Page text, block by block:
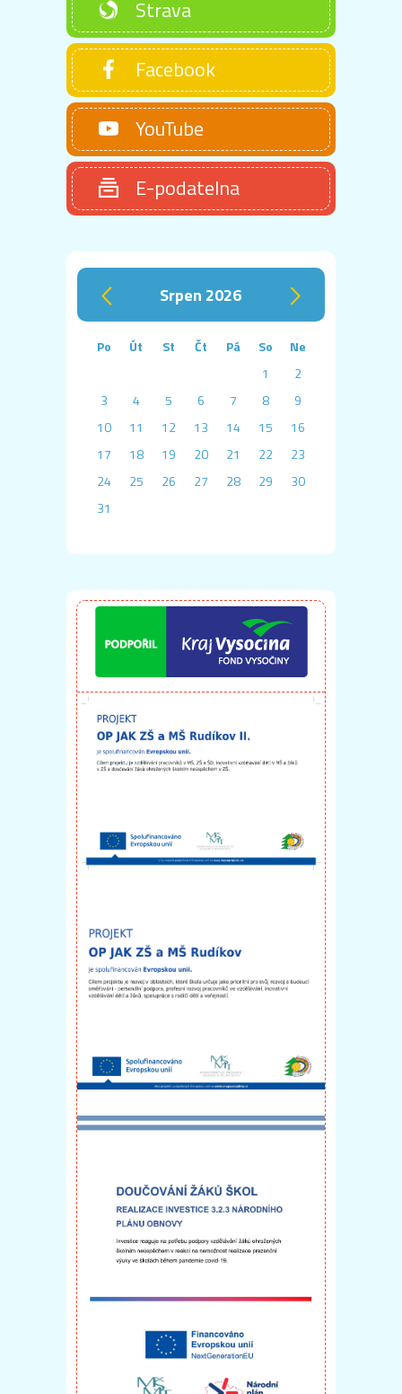
Strava
Facebook
YouTube
E-podatelna
‹ srpen 2026 ›
Po Út St Čt Pá So
Ne
1
2
3
4 5 6 7 8
9
10
11 12 13 14 15
16
17
18 19 20 21 22
23
24
25 26 27 28 29
30
31